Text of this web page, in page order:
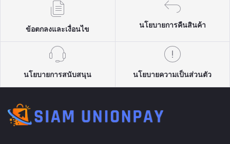
ข้อตกลงและเงื่อนไข
นโยบายการคืนสินค้า
นโยบายการสนับสนุน นโยบายความเป็นส่วนตัว